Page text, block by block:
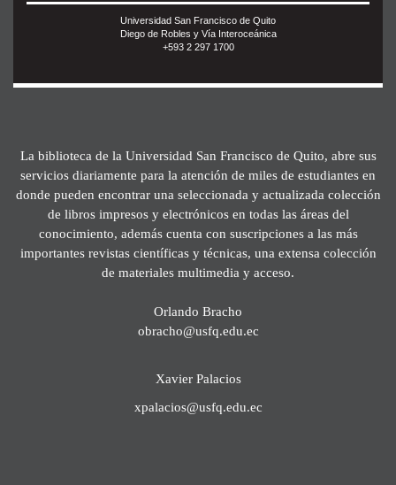
Universidad San Francisco de Quito
Diego de Robles y Vía Interoceánica
+593 2 297 1700
La biblioteca de la Universidad San Francisco de Quito, abre sus
servicios diariamente para la atención de miles de estudiantes en
donde pueden encontrar una seleccionada y actualizada colección
de libros impresos y electrónicos en todas las áreas del
conocimiento, además cuenta con suscripciones a las más
importantes revistas científicas y técnicas, una extensa colección
de materiales multimedia y acceso.
Orlando Bracho
obracho@usfq.edu.ec
Xavier Palacios
xpalacios@usfq.edu.ec